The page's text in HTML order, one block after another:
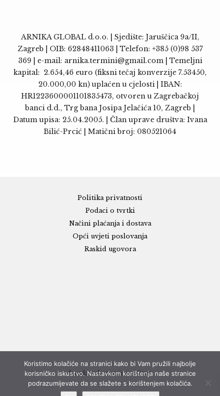
ARNIKA GLOBAL d.o.o. | Sjedište: Jaruščica 9a/II,
Zagreb | OIB: 62848411063 | Telefon: +385 (0)98 537
369 | e-mail: arnika.termini@gmail.com | Temeljni
kapital: 2.654,46 euro (fiksni tečaj konverzije 7.53450,
20.000,00 kn) uplaćen u cjelosti | IBAN:
HR1223600001101835473, otvoren u Zagrebačkoj
banci d.d., Trg bana Josipa Jelačića 10, Zagreb |
Datum upisa: 25.04.2005. | Član uprave društva: Ivana
Bilić-Prcić | Matični broj: 080521064
Politika privatnosti
Podaci o tvrtki
Načini plaćanja i dostava
Opći uvjeti poslovanja
Raskid ugovora
Izrada web stranice - eStart
Koristimo kolačiće na stranici kako bi Vam pružili najbolje
korisničko iskustvo. Nastavkom korištenja naše stranice
podrazumijevate da se slažete s korištenjem kolačića.